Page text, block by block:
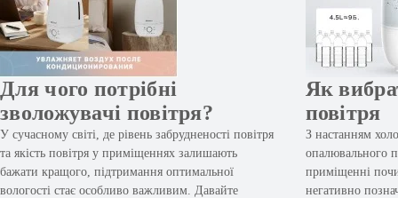
Для чого потрібні
зволожувачі повітря?
У сучасному світі, де рівень забрудненості повітря
та якість повітря у приміщеннях залишають
бажати кращого, підтримання оптимальної
вологості стає особливо важливим. Давайте
Як
повітря
З настанням
опалювального
приміщенні
негативно